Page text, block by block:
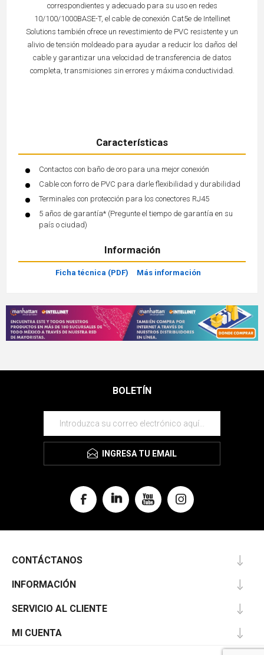
correspondientes y adecuado para su uso en redes
10/100/1000BASE-T, el cable de conexión Cat5e de Intellinet
Solutions también ofrece un revestimiento de PVC resistente y un
alivio de tensión moldeado para ayudar a reducir los daños del
cable y garantizar una velocidad de transferencia de datos
completa, transmisiones sin errores y máxima conductividad.
Características
Contactos con baño de oro para una mejor conexión
Cable con forro de PVC para darle flexibilidad y durabilidad
Terminales con protección para los conectores RJ45
5 años de garantía* (Pregunte el tiempo de garantía en su
país o ciudad)
Información
Ficha técnica (PDF) Más información
BOLETÍN
INGRESA TU EMAIL
CONTÁCTANOS
INFORMACIÓN
SERVICIO AL CLIENTE
MI CUENTA